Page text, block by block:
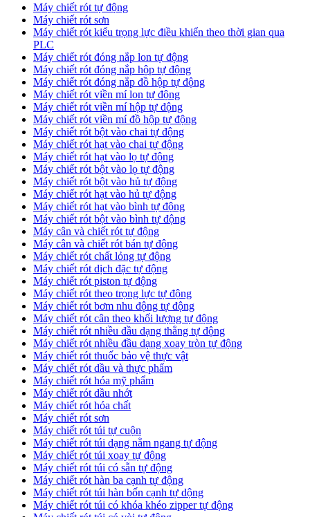
Máy chiết rót tự động
Máy chiết rót sơn
Máy chiết rót kiểu trọng lực điều khiển theo thời gian qua
PLC
Máy chiết rót đóng nắp lon tự động
Máy chiết rót đóng nắp hộp tự động
Máy chiết rót đóng nắp đồ hộp tự động
Máy chiết rót viền mí lon tự động
Máy chiết rót viền mí hộp tự động
Máy chiết rót viền mí đồ hộp tự động
Máy chiết rót bột vào chai tự động
Máy chiết rót hạt vào chai tự động
Máy chiết rót hạt vào lọ tự động
Máy chiết rót bột vào lọ tự động
Máy chiết rót bột vào hủ tự động
Máy chiết rót hạt vào hủ tự động
Máy chiết rót hạt vào bình tự động
Máy chiết rót bột vào bình tự động
Máy cân và chiết rót tự động
Máy cân và chiết rót bán tự động
​Máy chiết rót chất lỏng tự động
​Máy chiết rót dịch đặc tự động
Máy chiết rót piston tự động
Máy chiết rót theo trọng lực tự động
​Máy chiết rót bơm nhu động tự động
Máy chiết rót cân theo khối lượng tự động
​Máy chiết rót nhiều đầu dạng thẳng tự động
​Máy chiết rót nhiều đầu dạng xoay tròn tự động
Máy chiết rót thuốc bảo vệ thực vật
Máy chiết rót dầu và thực phẩm
Máy chiết rót hóa mỹ phẩm
Máy chiết rót dầu nhớt
Máy chiết rót hóa chất
Máy chiết rót sơn
Máy chiết rót túi tự cuộn
Máy chiết rót túi dạng nằm ngang tự động
Máy chiết rót túi xoay tự động
Máy chiết rót túi có sẵn tự động
Máy chiết rót hàn ba cạnh tự động
Máy chiết rót túi hàn bốn cạnh tự dộng
Máy chiết rót túi có khóa khéo zipper tự động